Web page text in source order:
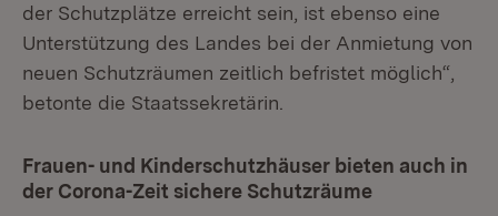
der Schutzplätze erreicht sein, ist ebenso eine
Unterstützung des Landes bei der Anmietung von
neuen Schutzräumen zeitlich befristet möglich“,
betonte die Staatssekretärin.
Frauen- und Kinderschutzhäuser bieten auch in
der Corona-Zeit sichere Schutzräume